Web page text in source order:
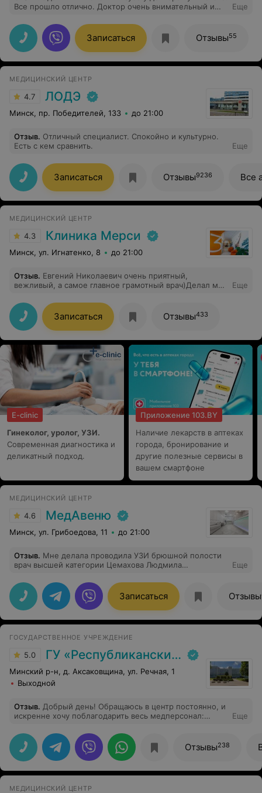
Все прошло отлично. Доктор очень внимательный и
Еще
Записаться Отзывы55
МЕДИЦИНСКИЙ ЦЕНТР
4.7 ЛОДЭ
Минск, пр. Победителей, 133 до 21:00
Отзыв. Отличный специалист. Спокойно и культурно.
Есть с кем сравнить.
Еще
Записаться Отзывы9236 Все
МЕДИЦИНСКИЙ ЦЕНТР
4.3 Клиника Мерси
Минск, ул. Игнатенко, 8 до 21:00
Отзыв. Евгений Николаевич очень приятный,
вежливый, а самое главное грамотный врач)Делал мне
подробно рассказал и объяснил, дал дальнейшие
рекомендации, развеял все мифы о лазерной
коррекции)во время операции всё комментировал и
успокаивал) очень осталась довольна, что решилась на
операцию, это так прекрасно всё видеть без очков,
первое время ходила и с интересом на всё смотрела,
это очень приятное чувство, спасибо, что делаете
людей счастливее)
Еще
Записаться Отзывы433
E-clinic
Гинеколог, уролог, УЗИ.
Современная диагностика и
деликатный подход.
Приложение 103.BY
Наличие лекарств в аптеках
города, бронирование и
другие полезные сервисы в
вашем смартфоне
МЕДИЦИНСКИЙ ЦЕНТР
4.6 МедАвеню
Минск, ул. Грибоедова, 11 до 21:00
Отзыв. Мне делала проводила УЗИ брюшной полости
врач высшей категории Цемахова Людмила
подробно рассказала про мои проблемы и еще дала
рекомендации, хотя это и не входит в ее обязанности.
Огромное спасибо такому грамотному и чуткому
специалисту.
Еще
Записаться Отзывы
ГОСУДАРСТВЕННОЕ УЧРЕЖДЕНИЕ
5.0 ГУ «Республиканский научно-практический центр медицинской экспертизы и реабилитаци»
Минский р-н, д. Аксаковщина, ул. Речная, 1
Выходной
Отзыв. Добрый день! Обращаюсь в центр постоянно, и
искренне хочу поблагодарить весь медперсонал:
всегда очень подробно отвечают на мои вопросы.
Респект вам!
Еще
Отзывы238
МЕДИЦИНСКИЙ ЦЕНТР